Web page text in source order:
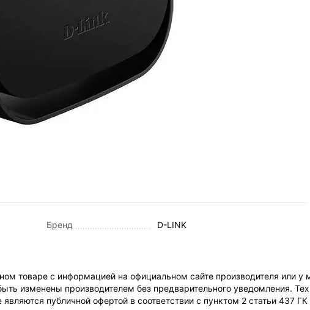
Бренд D-LINK
товаре с информацией на официальном сайте производителя или
изменены производителем без предварительного уведомления.
публичной офертой в соответствии с пунктом 2 статьи 437